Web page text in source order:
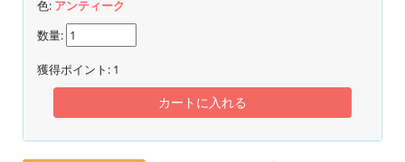
色: アンティーク
数量:
獲得ポイント: 1
カートに入れる